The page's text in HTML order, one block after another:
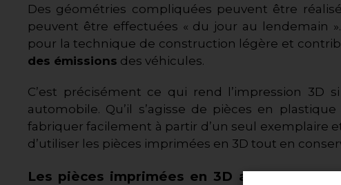
Des géométries compliquées peuvent être
peuvent être effectuées « du jour au lendemain
pour la technique de construction légère et
des émissions des véhicules.
C’est précisément ce qui rend l’impression
automobile. Qu’il s’agisse de pièces en
fabriquer facilement à partir d’un seul exemplaire
d’utiliser les pièces imprimées en 3D tout en
Les pièces imprimées en 3D assurent un